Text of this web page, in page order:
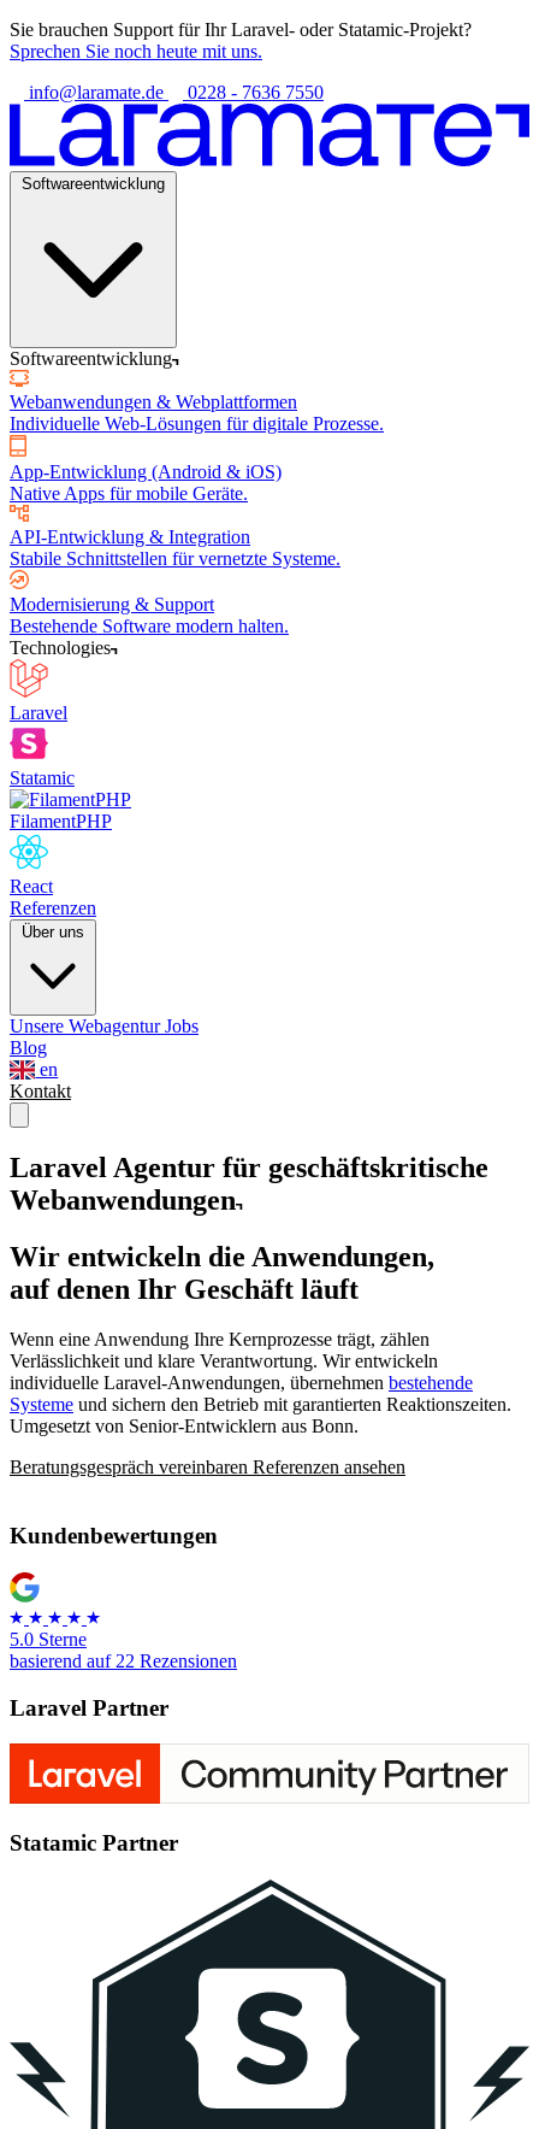
Sie brauchen Support für Ihr Laravel- oder Statamic-Projekt?
Sprechen Sie noch heute mit uns.
info@laramate.de
0228 - 7636 7550
Softwareentwicklung
Softwareentwicklung
Webanwendungen & Webplattformen
Individuelle Web-Lösungen für digitale Prozesse.
App-Entwicklung (Android & iOS)
Native Apps für mobile Geräte.
API-Entwicklung & Integration
Stabile Schnittstellen für vernetzte Systeme.
Modernisierung & Support
Bestehende Software modern halten.
Technologies
Laravel
Statamic
FilamentPHP
React
Referenzen
Über uns
Unsere WebagenturJobs
Blog
en
Kontakt
Laravel Agentur für geschäftskritische
Webanwendungen
Wir entwickeln die Anwendungen,
auf denen Ihr Geschäft läuft
Wenn eine Anwendung Ihre Kernprozesse trägt, zählen
Verlässlichkeit und klare Verantwortung. Wir entwickeln
individuelle Laravel-Anwendungen, übernehmen bestehende
Systeme und sichern den Betrieb mit garantierten Reaktionszeiten.
Umgesetzt von Senior-Entwicklern aus Bonn.
Beratungsgespräch vereinbaren Referenzen ansehen
Kundenbewertungen
5.0 Sterne
basierend auf 22 Rezensionen
Laravel Partner
Statamic Partner